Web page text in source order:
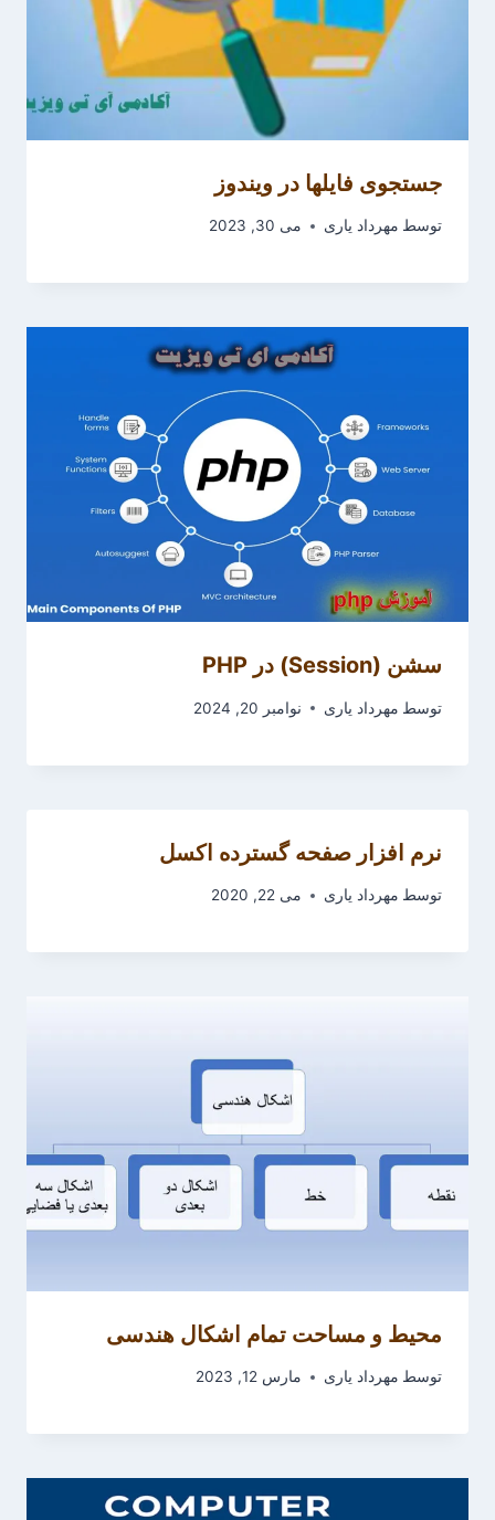
جستجوی فایلها در ویندوز
توسط مهرداد یاری می 30, 2023
سشن (Session) در PHP
توسط مهرداد یاری نوامبر 20, 2024
نرم افزار صفحه گسترده اکسل
توسط مهرداد یاری می 22, 2020
محیط و مساحت تمام اشکال هندسی
توسط مهرداد یاری مارس 12, 2023